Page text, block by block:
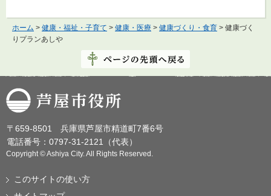
ホーム > 健康・福祉・子育て > 健康・医療 > 健康づくり・食育 > 健康づく
りプランあしや
芦屋市役所
〒659-8501 兵庫県芦屋市精道町7番6号
電話番号：0797-31-2121（代表）
Copyright © Ashiya City. All Rights Reserved.
このサイトの使い方